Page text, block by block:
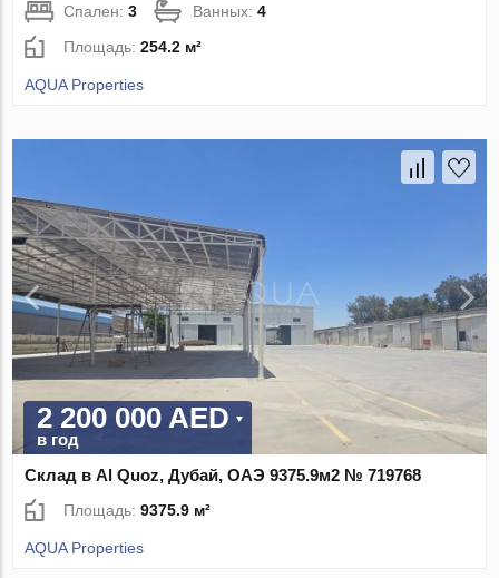
Спален:3 Ванных:4
Площадь:254.2 м²
AQUA Properties
2 200 000 AED
в год
Склад в Al Quoz, Дубай, ОАЭ 9375.9м2 № 719768
Площадь:9375.9 м²
AQUA Properties